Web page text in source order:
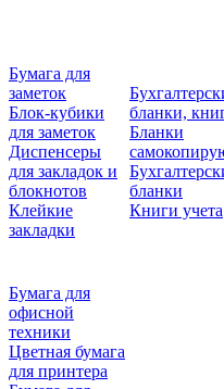
Бумага для
заметок
Блок-кубики
для заметок
Диспенсеры
для закладок и
блокнотов
Клейкие
закладки
бланки,
Бланки
бланки
Книги учета
Бумага для
офисной
техники
Цветная бумага
для принтера